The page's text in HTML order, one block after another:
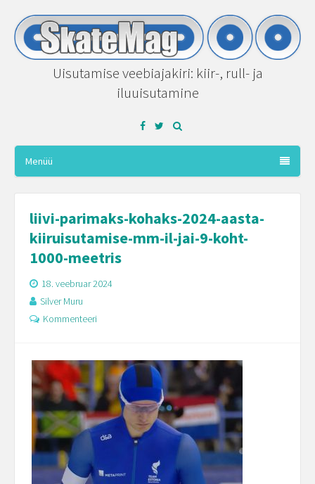
Uisutamise veebiajakiri: kiir-, rull- ja
iluuisutamine
Facebook
Twitter
Menüü
liivi-parimaks-kohaks-2024-aasta-
kiiruisutamise-mm-il-jai-9-koht-
1000-meetris
18. veebruar 2024
Silver Muru
Kommenteeri